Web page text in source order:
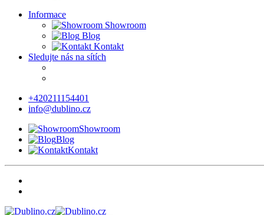
Informace
Showroom
Blog
Kontakt
Sledujte nás na sítích
+420211154401
info@dublino.cz
Showroom
Blog
Kontakt